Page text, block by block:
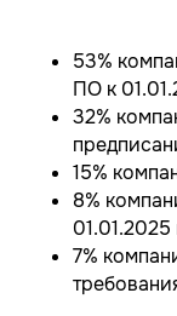
53%
ПО к
32%
15%
8%
01.01.2025
7%